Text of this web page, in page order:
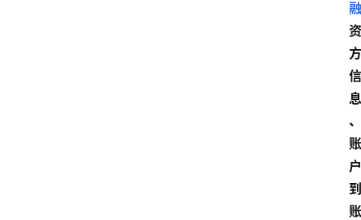
融
资
方
信
息
、
账
户
到
账